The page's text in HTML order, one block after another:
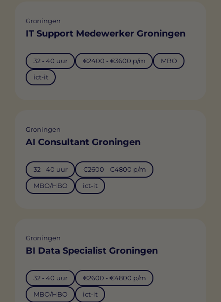
Groningen
IT Support Medewerker Groningen
32 - 40 uur €2400 - €3600 p/m MBO
ict-it
Groningen
AI Consultant Groningen
32 - 40 uur €2600 - €4800 p/m
MBO/HBO ict-it
Groningen
BI Data Specialist Groningen
32 - 40 uur €2600 - €4800 p/m
MBO/HBO ict-it